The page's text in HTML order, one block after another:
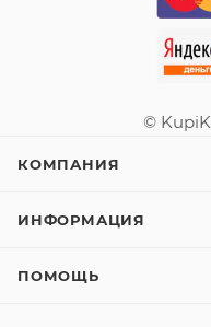
©
КОМПАНИЯ
ИНФОРМАЦИЯ
ПОМОЩЬ